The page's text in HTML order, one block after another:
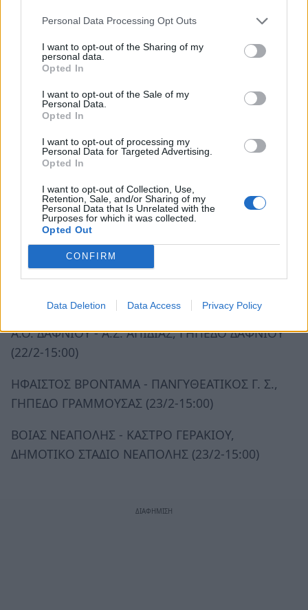
Personal Data Processing Opt Outs
I want to opt-out of the Sharing of my
personal data.
Opted In
I want to opt-out of the Sale of my
Personal Data.
Opted In
I want to opt-out of processing my
Personal Data for Targeted Advertising.
Opted In
I want to opt-out of Collection, Use,
Retention, Sale, and/or Sharing of my
Personal Data that Is Unrelated with the
Purposes for which it was collected.
Opted Out
CONFIRM
Data Deletion Data Access Privacy Policy
9. Κρόνος Αγ. Δημητρίου 19
10. ΑΟ Δαφνίου 18
11. Ήφαιστος Βρονταμά 15
12. ΑΣ Μάνης 5
Τα επόμενα(22-23/2)
ΕΥΡΩΤΑΣ ΕΛΟΥΣ - ΤΑΞΙΑΡΧΕΣ ΝΙΑΤΩΝ, ΕΛΟΥΣ "Β.
ΜΙΧΕΛΑΚΟΣ" (22/2-15:00)
ΚΡΟΝΟΣ ΑΓ. ΔΗΜΗΤΡΙΟΥ - ΕΘΝΙΚΟΣ ΒΑΤΙΚΩΝ,
ΓΗΠΕΔΟ ΑΓ. ΔΗΜΗΤΡΙΟΥ (22/2-15:00)
ΑΜΥΚΛΙΑΚΟΣ - Α.Σ. ΜΑΝΗΣ, ΣΑΪΝΟΠΟΥΛΕΙΟ
(22/2-15:00)
Α.Ο. ΔΑΦΝΙΟΥ - Α.Σ. ΑΠΙΔΙΑΣ, ΓΗΠΕΔΟ ΔΑΦΝΙΟΥ
(22/2-15:00)
ΗΦΑΙΣΤΟΣ ΒΡΟΝΤΑΜΑ - ΠΑΝΓΥΘΕΑΤΙΚΟΣ Γ. Σ.,
ΓΗΠΕΔΟ ΓΡΑΜΜΟΥΣΑΣ (23/2-15:00)
ΒΟΙΑΣ ΝΕΑΠΟΛΗΣ - ΚΑΣΤΡΟ ΓΕΡΑΚΙΟΥ,
ΔΗΜΟΤΙΚΟ ΣΤΑΔΙΟ ΝΕΑΠΟΛΗΣ (23/2-15:00)